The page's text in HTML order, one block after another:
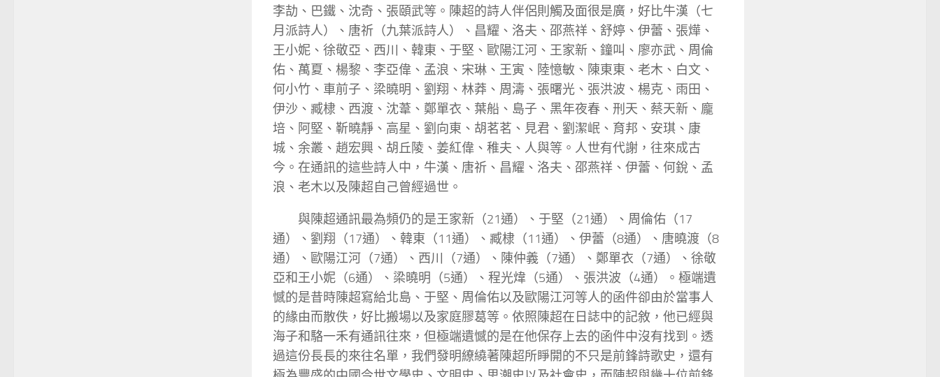
李劼、巴鐵、沈奇、張頤武等。陳超的詩人伴侶則觸及面很是廣，好比牛漢（七
月派詩人）、唐祈（九葉派詩人）、昌耀、洛夫、邵燕祥、舒婷、伊蕾、張燁、
王小妮、徐敬亞、西川、韓東、于堅、歐陽江河、王家新、鐘叫、廖亦武、周倫
佑、萬夏、楊黎、李亞偉、孟浪、宋琳、王寅、陸憶敏、陳東東、老木、白文、
何小竹、車前子、梁曉明、劉翔、林莽、周濤、張曙光、張洪波、楊克、雨田、
伊沙、臧棣、西渡、沈葦、鄭單衣、葉船、島子、黑年夜春、刑天、蔡天新、龐
培、阿堅、靳曉靜、高星、劉向東、胡茗茗、見君、劉潔岷、育邦、安琪、康
城、余叢、趙宏興、胡丘陵、姜紅偉、稚夫、人與等。人世有代謝，往來成古
今。在通訊的這些詩人中，牛漢、唐祈、昌耀、洛夫、邵燕祥、伊蕾、何銳、孟
浪、老木以及陳超自己曾經過世。
與陳超通訊最為頻仍的是王家新（21通）、于堅（21通）、周倫佑（17
通）、劉翔（17通）、韓東（11通）、臧棣（11通）、伊蕾（8通）、唐曉渡（8
通）、歐陽江河（7通）、西川（7通）、陳仲義（7通）、鄭單衣（7通）、徐敬
亞和王小妮（6通）、梁曉明（5通）、程光煒（5通）、張洪波（4通）。極端遺
憾的是昔時陳超寫給北島、于堅、周倫佑以及歐陽江河等人的函件卻由於當事人
的緣由而散佚，好比搬場以及家庭膠葛等。依照陳超在日誌中的記敘，他已經與
海子和駱一禾有通訊往來，但極端遺憾的是在他保存上去的函件中沒有找到。透
過這份長長的來往名單，我們發明繚繞著陳超所睜開的不只是前鋒詩歌史，還有